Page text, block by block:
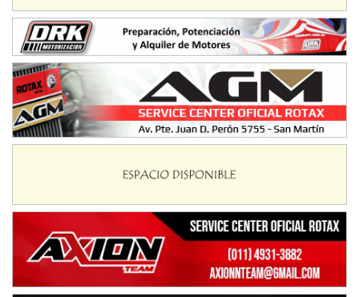
NORESTE SANTAFESINO - F6
Ciudad de Avellaneda (Asfalto)
Avellaneda (Santa Fe)
SUR SANTAFESINO - F4
José Samuel Sánchez (Tierra)
Rufino (Santa Fe)
TUCUMANO - F5